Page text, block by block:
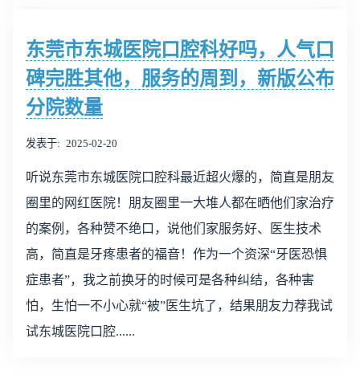
东莞市东城医院口腔科好吗，人气口
碑完胜其他，服务的周到，新版公布
分院数量
发表于 2025-02-20
听说东莞市东城医院口腔科最近超火爆的，简直是朋友
圈里的网红医院！朋友圈里一大堆人都在晒他们家治疗
的案例，各种赞不绝口，说他们家服务好、医生技术
高，简直是牙疼患者的福音！作为一个资深“牙医恐惧
症患者”，我之前换牙的时候可是各种纠结，各种害
怕，生怕一不小心就“被”医生坑了，结果朋友力荐我试
试东城医院口腔......